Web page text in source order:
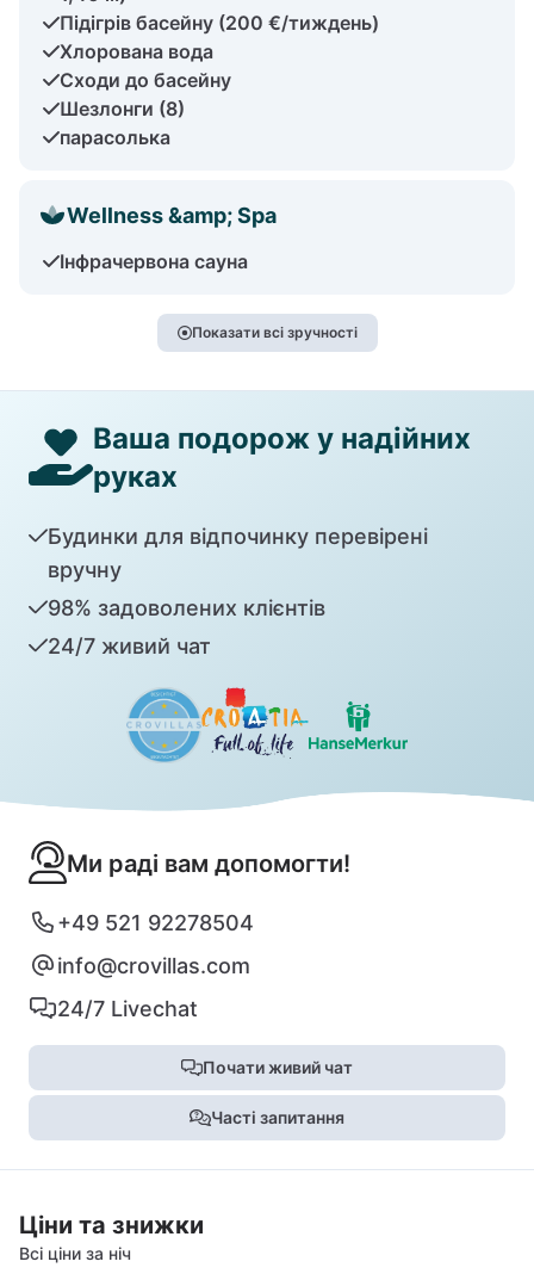
Підігрів басейну (200 €/тиждень)
Хлорована вода
Сходи до басейну
Шезлонги (8)
парасолька
Wellness &amp; Spa
Інфрачервона сауна
Показати всі зручності
Ваша подорож у надійних
руках
Будинки для відпочинку перевірені
вручну
98% задоволених клієнтів
24/7 живий чат
Ми раді вам допомогти!
+49 521 92278504
info@crovillas.com
24/7 Livechat
Почати живий чат
Часті запитання
Ціни та знижки
Всі ціни за ніч